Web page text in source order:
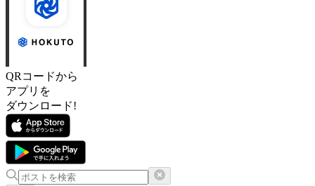
QRコードから
アプリを
ダウンロード!